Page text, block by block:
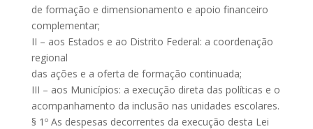
de formação e dimensionamento e apoio financeiro
complementar;
II – aos Estados e ao Distrito Federal: a coordenação
regional
das ações e a oferta de formação continuada;
III – aos Municípios: a execução direta das políticas e o
acompanhamento da inclusão nas unidades escolares.
§ 1º As despesas decorrentes da execução desta Lei